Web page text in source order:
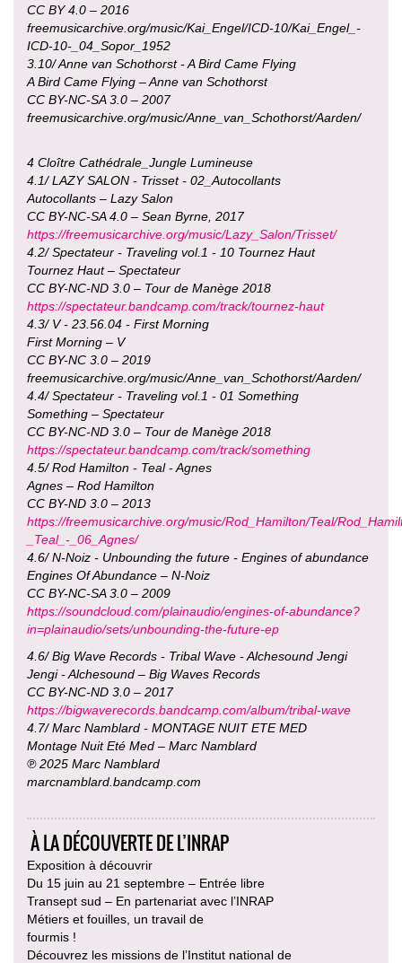
CC BY 4.0 – 2016
freemusicarchive.org/music/Kai_Engel/ICD-10/Kai_Engel_-
ICD-10-_04_Sopor_1952
3.10/ Anne van Schothorst - A Bird Came Flying
A Bird Came Flying – Anne van Schothorst
CC BY-NC-SA 3.0 – 2007
freemusicarchive.org/music/Anne_van_Schothorst/Aarden/
4 Cloître Cathédrale_Jungle Lumineuse
4.1/ LAZY SALON - Trisset - 02_Autocollants
Autocollants – Lazy Salon
CC BY-NC-SA 4.0 – Sean Byrne, 2017
https://freemusicarchive.org/music/Lazy_Salon/Trisset/
4.2/ Spectateur - Traveling vol.1 - 10 Tournez Haut
Tournez Haut – Spectateur
CC BY-NC-ND 3.0 – Tour de Manège 2018
https://spectateur.bandcamp.com/track/tournez-haut
4.3/ V - 23.56.04 - First Morning
First Morning – V
CC BY-NC 3.0 – 2019
freemusicarchive.org/music/Anne_van_Schothorst/Aarden/
4.4/ Spectateur - Traveling vol.1 - 01 Something
Something – Spectateur
CC BY-NC-ND 3.0 – Tour de Manège 2018
https://spectateur.bandcamp.com/track/something
4.5/ Rod Hamilton - Teal - Agnes
Agnes – Rod Hamilton
CC BY-ND 3.0 – 2013
https://freemusicarchive.org/music/Rod_Hamilton/Teal/
_Teal_-_06_Agnes/
4.6/ N-Noiz - Unbounding the future - Engines of abundance
Engines Of Abundance – N-Noiz
CC BY-NC-SA 3.0 – 2009
https://soundcloud.com/plainaudio/engines-of-abundance?
in=plainaudio/sets/unbounding-the-future-ep
4.6/ Big Wave Records - Tribal Wave - Alchesound Jengi
Jengi - Alchesound – Big Waves Records
CC BY-NC-ND 3.0 – 2017
https://bigwaverecords.bandcamp.com/album/tribal-wave
4.7/ Marc Namblard - MONTAGE NUIT ETE MED
Montage Nuit Eté Med – Marc Namblard
℗ 2025 Marc Namblard
marcnamblard.bandcamp.com
À LA DÉCOUVERTE DE L’INRAP
Exposition à découvrir
Du 15 juin au 21 septembre – Entrée libre
Transept sud – En partenariat avec l’INRAP
Métiers et fouilles, un travail de
fourmis !
Découvrez les missions de l’Institut national de